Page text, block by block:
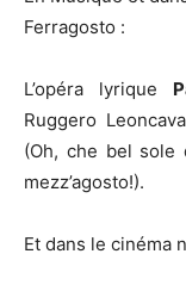
Ferragosto :
L’opéra lyrique
Ruggero
(Oh, che bel sole
mezz’agosto!).
Et dans le cinéma